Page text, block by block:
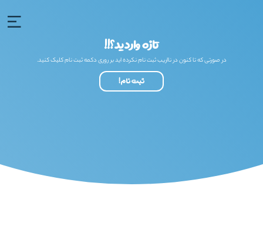
تازه واردید؟!!
در صورتی که تا کنون در نااریب ثبت نام نکرده اید بر روری دکمه ثبت نام کلیک کنید.
ثبت نام!